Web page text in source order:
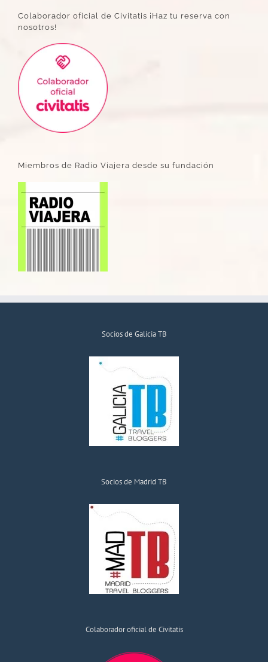
Colaborador oficial de Civitatis ¡Haz tu reserva con
nosotros!
Miembros de Radio Viajera desde su fundación
Socios de Galicia TB
Socios de Madrid TB
Colaborador oficial de Civitatis